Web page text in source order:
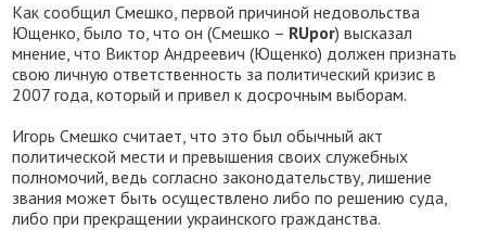
Как сообщил Смешко, первой причиной недовольства
Ющенко, было то, что он (Смешко – RUpor) высказал
мнение, что Виктор Андреевич (Ющенко) должен признать
свою личную ответственность за политический кризис в
2007 года, который и привел к досрочным выборам.
Игорь Смешко считает, что это был обычный акт
политической мести и превышения своих служебных
полномочий, ведь согласно законодательству, лишение
звания может быть осуществлено либо по решению суда,
либо при прекращении украинского гражданства.